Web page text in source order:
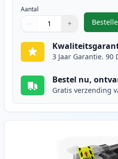
Aantal
Gebruik de knoppen om aan
− +
1 ,4
3 Jaar Garantie. 90
Bestel nu,
Gratis verzending